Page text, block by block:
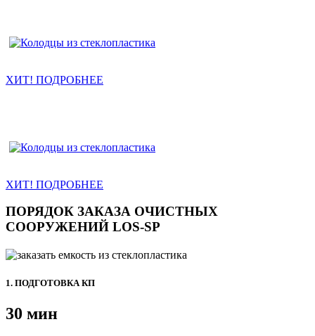
ХИТ! ПОДРОБНЕЕ
ХИТ! ПОДРОБНЕЕ
ПОРЯДОК ЗАКАЗА ОЧИСТНЫХ
СООРУЖЕНИЙ LOS-SP
1. ПОДГОТОВКА КП
30 мин